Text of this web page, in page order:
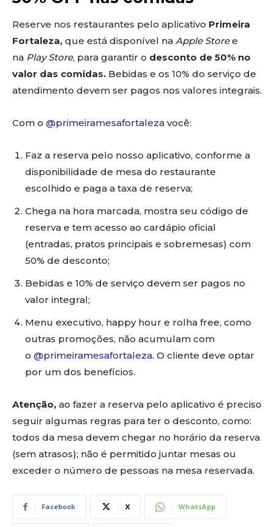
Reserve nos restaurantes pelo aplicativo Primeira
Fortaleza, que está disponível na Apple Storee
na Play Store, para garantir o desconto de 50% no
valor das comidas. Bebidas e os 10% do serviço de
atendimento devem ser pagos nos valores integrais.
Com o @primeiramesafortaleza você:
Faz a reserva pelo nosso aplicativo, conforme a
disponibilidade de mesa do restaurante
escolhido e paga a taxa de reserva;
Chega na hora marcada, mostra seu código de
reserva e tem acesso ao cardápio oficial
(entradas, pratos principais e sobremesas) com
50% de desconto;
Bebidas e 10% de serviço devem ser pagos no
valor integral;
Menu executivo, happy hour e rolha free, como
outras promoções, não acumulam com
o @primeiramesafortaleza. O cliente deve optar
por um dos benefícios.
Atenção, ao fazer a reserva pelo aplicativo é preciso
seguir algumas regras para ter o desconto, como:
todos da mesa devem chegar no horário da reserva
(sem atrasos); não é permitido juntar mesas ou
exceder o número de pessoas na mesa reservada.
Facebook X WhatsApp